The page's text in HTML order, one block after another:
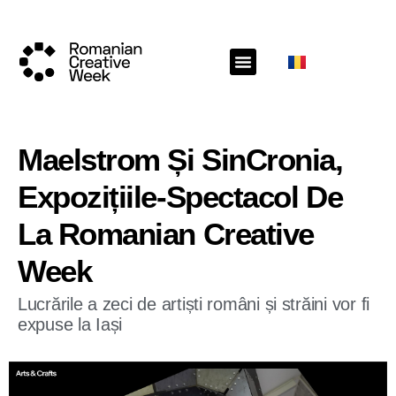
Maelstrom Și SinCronia,
Expozițiile-Spectacol De
La Romanian Creative
Week
Lucrările a zeci de artiști români și străini vor fi
expuse la Iași